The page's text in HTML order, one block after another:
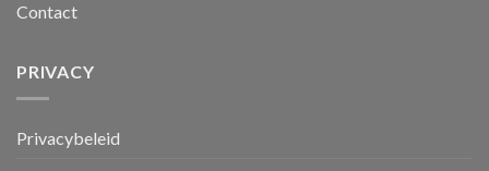
Contact
PRIVACY
Privacybeleid